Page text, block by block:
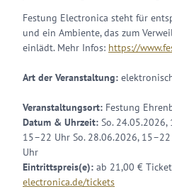
Festung Electronica steht für
und ein Ambiente, das zum
einlädt. Mehr Infos: https://
Art der Veranstaltung:
Veranstaltungsort: Festung
Datum & Uhrzeit: So. 24.05.2026,
15–22 Uhr So. 28.06.2026,
Uhr
Eintrittspreis(e): ab 21,00 €
electronica.de/tickets